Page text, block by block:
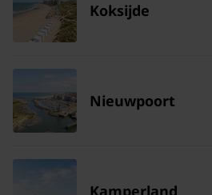
Koksijde
Nieuwpoort
Kamperland